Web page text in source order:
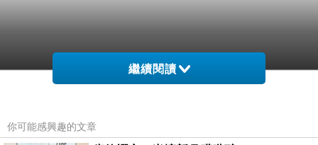
繼續閱讀
你可能感興趣的文章